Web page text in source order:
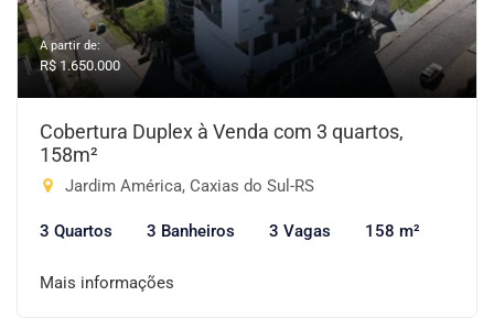
A partir de:
R$ 1.650.000
Cobertura Duplex à Venda com 3 quartos,
158m²
Jardim América, Caxias do Sul-RS
3 Quartos 3 Banheiros 3 Vagas 158 m²
Mais informações